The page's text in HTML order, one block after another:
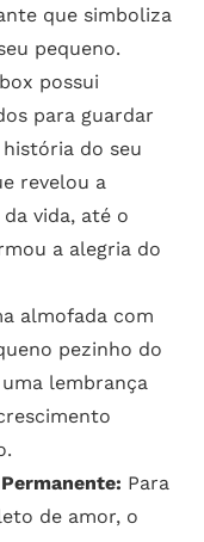
que simboliza
pequeno.
possui
para guardar
do seu
revelou a
vida, até o
a alegria do
almofada com
pezinho do
lembrança
Para
de amor, o